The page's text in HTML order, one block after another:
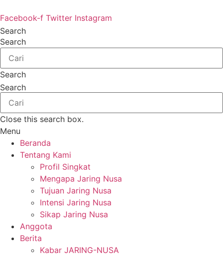
ke
konten
Facebook-f Twitter Instagram
Search
Search
Search
Search
Close this search box.
Menu
Beranda
Tentang Kami
Profil Singkat
Mengapa Jaring Nusa
Tujuan Jaring Nusa
Intensi Jaring Nusa
Sikap Jaring Nusa
Anggota
Berita
Kabar JARING-NUSA